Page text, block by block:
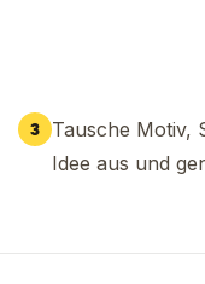
3
Tausche Motiv,
Idee aus und